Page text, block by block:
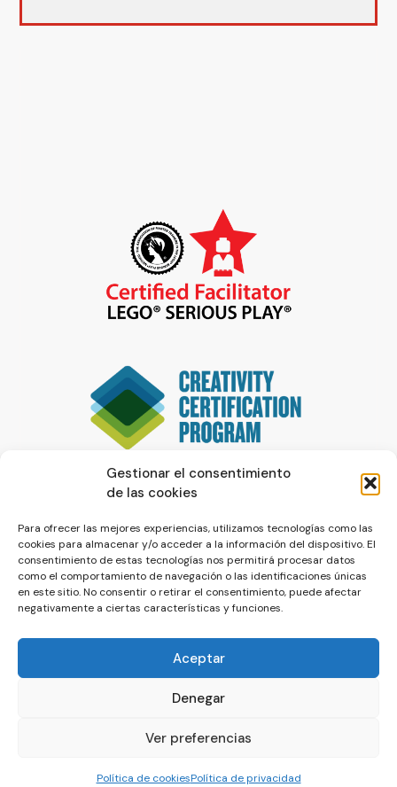
Gestionar el consentimiento
de las cookies
Para ofrecer las mejores experiencias, utilizamos tecnologías como las
cookies para almacenar y/o acceder a la información del dispositivo. El
consentimiento de estas tecnologías nos permitirá procesar datos
como el comportamiento de navegación o las identificaciones únicas
en este sitio. No consentir o retirar el consentimiento, puede afectar
negativamente a ciertas características y funciones.
Aceptar
Denegar
Ver preferencias
Política de cookiesPolítica de privacidad
© La Servilleta - El Blog de Paco Prieto
Política de cookiesPolítica de privacidad